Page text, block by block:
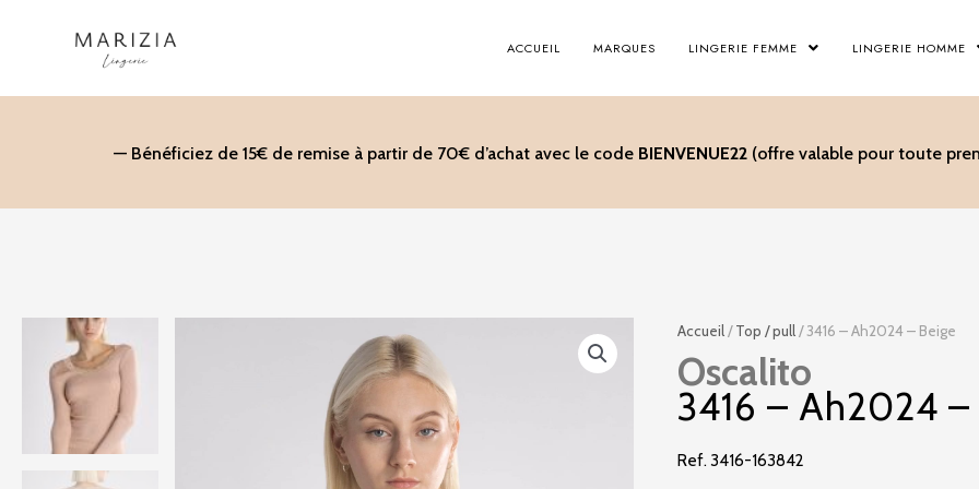
ACCUEIL MARQUES LINGERIE FEMME LINGERIE HOMME
— Bénéficiez de 15€ de remise à partir de 70€ d’achat avec le code BIENVENUE22(offre valable pour toute
Accueil/Top / pull/ 3416 – Ah2024 – Beige
Oscalito
3416 – Ah2024 –
Ref. 3416-163842